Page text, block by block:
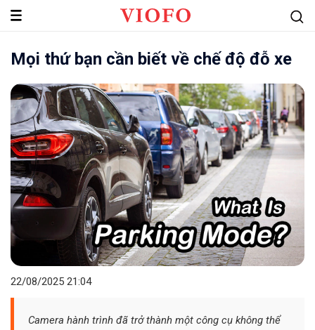
Viofo
Global
Việt
Nam
Mọi thứ bạn cần biết về chế độ đỗ xe
22/08/2025 21:04
Camera hành trình đã trở thành một công cụ không thể